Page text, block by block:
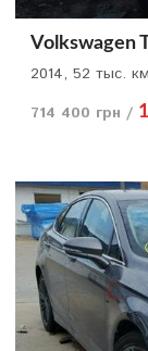
Volkswagen
2014, 52 тыс.
714 400 грн /